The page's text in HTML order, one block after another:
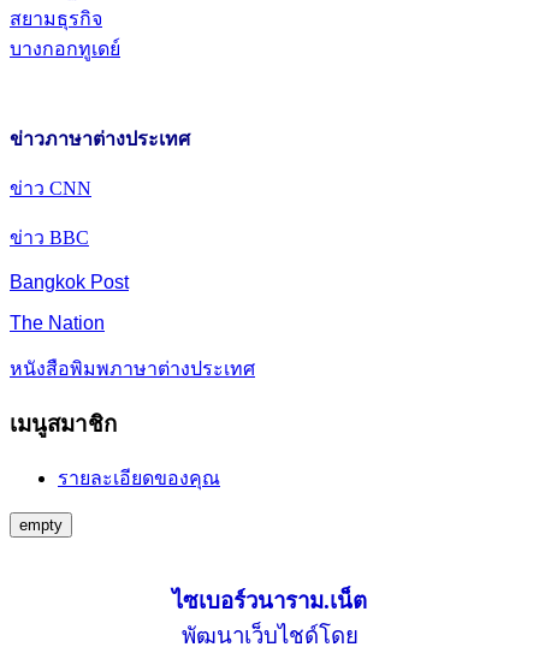
สยามธุรกิจ
บางกอกทูเดย์
ข่าวภาษาต่างประเทศ
ข่าว CNN
ข่าว BBC
Bangkok Post
The Nation
หนังสือพิมพภาษาต่างประเทศ
เมนูสมาชิก
รายละเอียดของคุณ
empty
ไซเบอร์วนาราม.เน็ต
พัฒนาเว็บไชด์โดย